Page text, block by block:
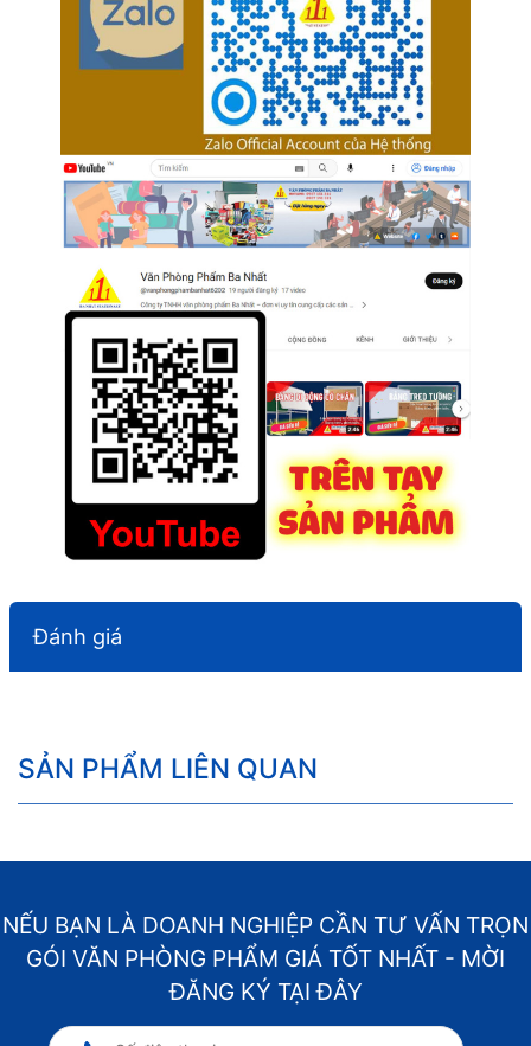
Đánh giá
SẢN PHẨM LIÊN QUAN
NẾU BẠN LÀ DOANH NGHIỆP CẦN TƯ VẤN TRỌN
GÓI VĂN PHÒNG PHẨM GIÁ TỐT NHẤT - MỜI
ĐĂNG KÝ TẠI ĐÂY